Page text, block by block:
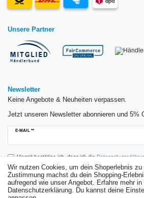
Unsere Partner
Newsletter
Keine Angebote & Neuheiten verpassen.
Jetzt unseren Newsletter abonnieren und 5%
E-MAIL **
Newsletter
Hiermit bestätige ich, dass ich die
Einwilligung kann ich jederzeit widerrufen.**
Abonnieren
Wir nutzen Cookies, um dein Shoperlebnis
Zustimmung machst du dein Shopping-
aufregend wie unser Angebot. Erfahre mehr in
Datenschutzerklärung. Du kannst deine